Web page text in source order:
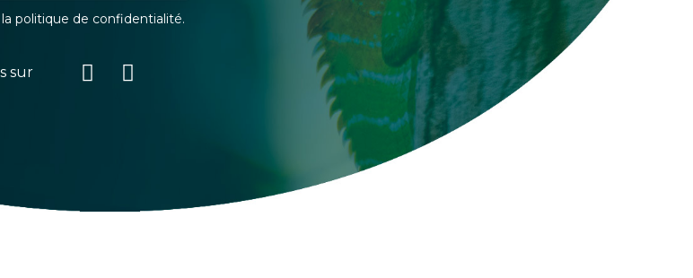
politique de confidentialité.
sur